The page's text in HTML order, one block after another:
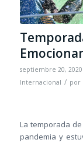
septiembre 20, 2020
Internacional / por
La temporada
pandemia y